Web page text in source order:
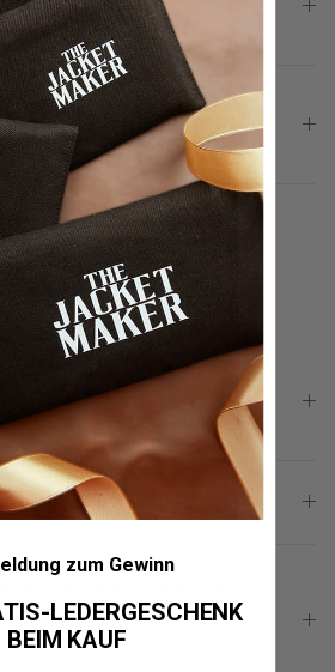
zu einem bestimmten
bin mir aber nicht sicher,
passen würde?
große Größen her?
Größen scheint mir
ich eine individuelle
zum Gewinn
LEDERGESCHENK
BEIM KAUF